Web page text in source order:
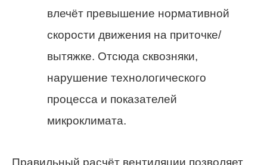
влечёт превышение нормативной
скорости движения на приточке/
вытяжке. Отсюда сквозняки,
нарушение технологического
процесса и показателей
микроклимата.
Правильный расчёт вентиляции позволяет